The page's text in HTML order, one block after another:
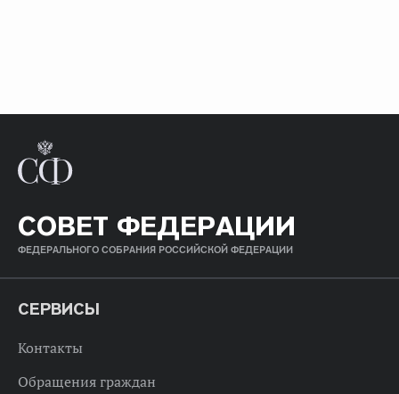
СОВЕТ ФЕДЕРАЦИИ
ФЕДЕРАЛЬНОГО СОБРАНИЯ РОССИЙСКОЙ ФЕДЕРАЦИИ
СЕРВИСЫ
Контакты
Обращения граждан